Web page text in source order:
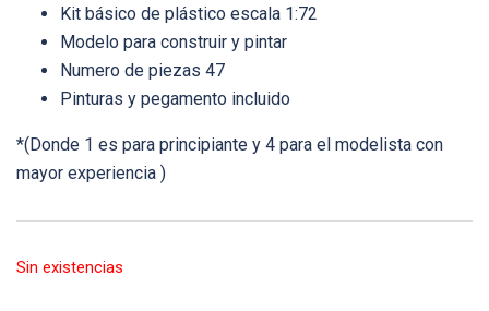
Kit básico de plástico escala 1:72
Modelo para construir y pintar
Numero de piezas 47
Pinturas y pegamento incluido
*(Donde 1 es para principiante y 4 para el modelista con
mayor experiencia )
Sin existencias